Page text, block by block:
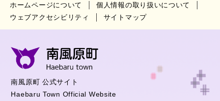
ホームページについて
個人情報の取り扱いについて
ウェブアクセシビリティ
サイトマップ
南風原町 公式サイト
Haebaru Town Official Website